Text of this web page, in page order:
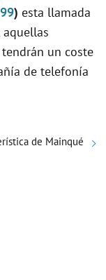
) esta llamada
un coste
de telefonía
de Mainqué